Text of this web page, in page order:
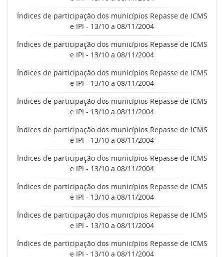
Índices de participação dos municípios Repasse de ICMS
e IPI - 13/10 a 08/11/2004
Índices de participação dos municípios Repasse de ICMS
e IPI - 13/10 a 08/11/2004
Índices de participação dos municípios Repasse de ICMS
e IPI - 13/10 a 08/11/2004
Índices de participação dos municípios Repasse de ICMS
e IPI - 13/10 a 08/11/2004
Índices de participação dos municípios Repasse de ICMS
e IPI - 13/10 a 08/11/2004
Índices de participação dos municípios Repasse de ICMS
e IPI - 13/10 a 08/11/2004
Índices de participação dos municípios Repasse de ICMS
e IPI - 13/10 a 08/11/2004
Índices de participação dos municípios Repasse de ICMS
e IPI - 13/10 a 08/11/2004
Índices de participação dos municípios Repasse de ICMS
e IPI - 13/10 a 08/11/2004